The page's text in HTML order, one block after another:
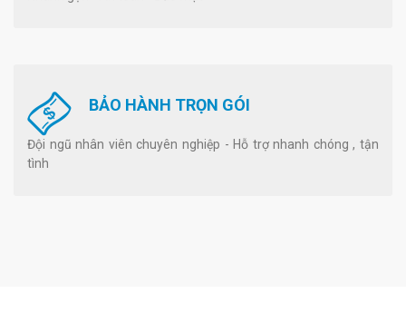
BẢO HÀNH TRỌN GÓI
Đội ngũ nhân viên chuyên nghiệp - Hỗ trợ nhanh chóng , tận
tình